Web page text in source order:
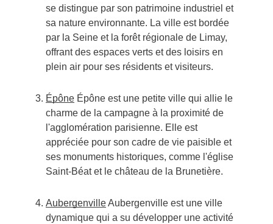
se distingue par son patrimoine industriel et
sa nature environnante. La ville est bordée
par la Seine et la forêt régionale de Limay,
offrant des espaces verts et des loisirs en
plein air pour ses résidents et visiteurs.
ÉpôneÉpône est une petite ville qui allie le
charme de la campagne à la proximité de
l'agglomération parisienne. Elle est
appréciée pour son cadre de vie paisible et
ses monuments historiques, comme l'église
Saint-Béat et le château de la Brunetière.
AubergenvilleAubergenville est une ville
dynamique qui a su développer une activité